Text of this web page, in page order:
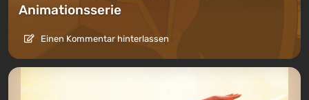
Animationsserie
Einen Kommentar hinterlassen